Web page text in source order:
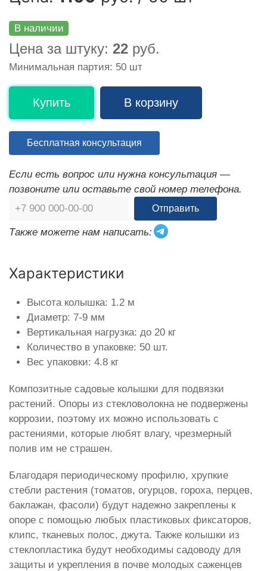
В наличии
Цена за штуку: 22 руб.
Минимальная партия: 50 шт
Купить В корзину
Бесплатная консультация
Если есть вопрос или нужна консультация —
позвоните или оставьте свой номер телефона.
Отправить
Также можете нам написать:
Характеристики
Высота колышка: 1.2 м
Диаметр: 7-9 мм
Вертикальная нагрузка: до 20 кг
Количество в упаковке: 50 шт.
Вес упаковки: 4.8 кг
Композитные садовые колышки для подвязки
растений. Опоры из стекловолокна не подвержены
коррозии, поэтому их можно использовать с
растениями, которые любят влагу, чрезмерный
полив им не страшен.
Благодаря периодическому профилю, хрупкие
стебли растения (томатов, огурцов, гороха, перцев,
баклажан, фасоли) будут надежно закреплены к
опоре с помощью любых пластиковых фиксаторов,
клипс, тканевых полос, джута. Также колышки из
стеклопластика будут необходимы садоводу для
защиты и укрепления в почве молодых саженцев